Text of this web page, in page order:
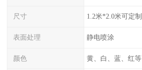
尺寸 1.2米*2.0米可定制
表面处理 静电喷涂
颜色 黄、白、蓝、红等